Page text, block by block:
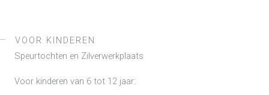
VOOR KINDEREN
Speurtochten en Zilverwerkplaats
Voor kinderen van 6 tot 12 jaar: